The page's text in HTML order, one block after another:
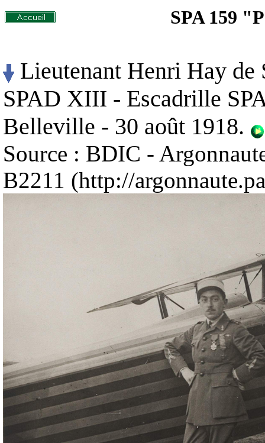
SPA 159
Lieutenant Henri Hay de
SPAD XIII - Escadrille
Belleville - 30 août 1918.
Source : BDIC -
B2211 (http://